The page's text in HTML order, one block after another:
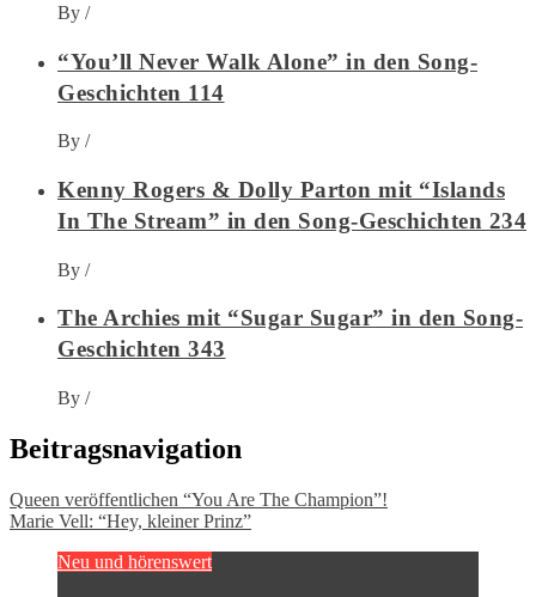
By /
“You’ll Never Walk Alone” in den Song-
Geschichten 114
By /
Kenny Rogers & Dolly Parton mit “Islands
In The Stream” in den Song-Geschichten 234
By /
The Archies mit “Sugar Sugar” in den Song-
Geschichten 343
By /
Beitragsnavigation
Queen veröffentlichen “You Are The Champion”!
Marie Vell: “Hey, kleiner Prinz”
Neu und hörenswert